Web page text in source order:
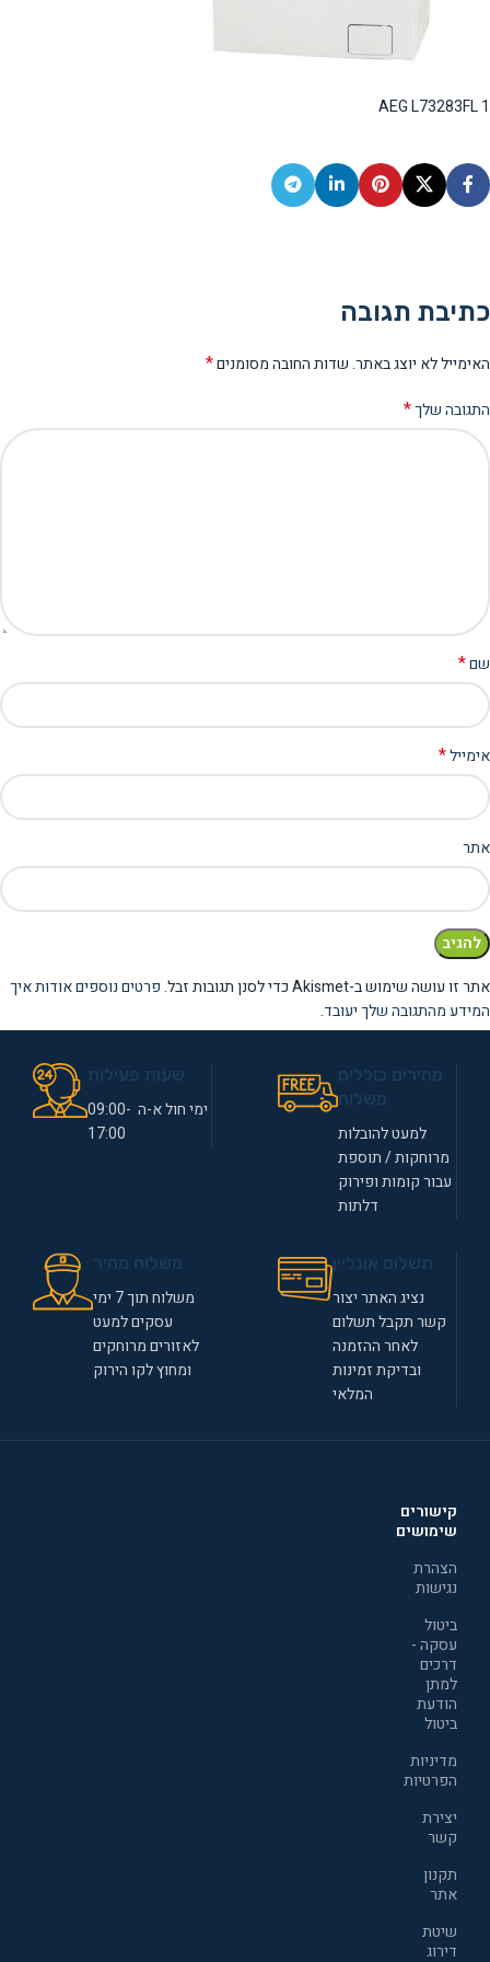
AEG L73283FL 1
כתיבת תגובה
האימייל לא יוצג באתר.שדות החובה מסומנים*
התגובה שלך*
שם*
אימייל*
אתר
אתר זו עושה שימוש ב-Akismet כדי לסנן תגובות זבל.
פרטים נוספים אודות איך
המידע מהתגובה שלך יעובד.
למעט להובלות
מרוחקות / תוספת
עבור קומות ופירוק
דלתות
ימי חול א-ה 09:00-
17:00
נציג האתר יצור
קשר תקבל תשלום
לאחר ההזמנה
ובדיקת זמינות
המלאי
משלוח תוך 7 ימי
עסקים למעט
לאזורים מרוחקים
ומחוץ לקו הירוק
קישורים
שימושים
הצהרת
נגישות
ביטול
עסקה -
דרכים
למתן
הודעת
ביטול
מדיניות
הפרטיות
יצירת
קשר
תקנון
אתר
שיטת
דירוג